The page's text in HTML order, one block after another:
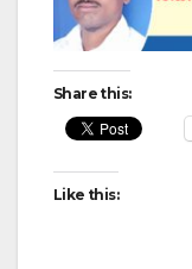
Share this:
Like this: